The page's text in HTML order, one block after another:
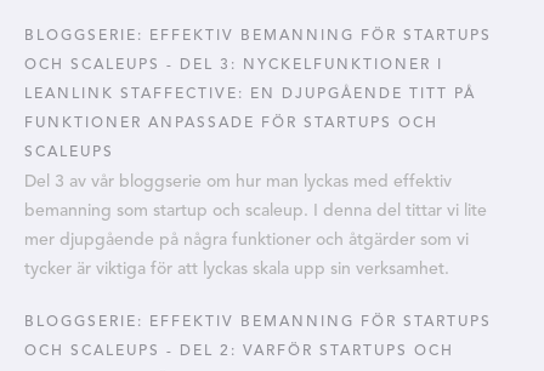
BLOGGSERIE: EFFEKTIV BEMANNING FÖR STARTUPS
OCH SCALEUPS - DEL 3: NYCKELFUNKTIONER I
LEANLINK STAFFECTIVE: EN DJUPGÅENDE TITT PÅ
FUNKTIONER ANPASSADE FÖR STARTUPS OCH
SCALEUPS
Del 3 av vår bloggserie om hur man lyckas med effektiv
bemanning som startup och scaleup. I denna del tittar vi lite
mer djupgående på några funktioner och åtgärder som vi
tycker är viktiga för att lyckas skala upp sin verksamhet.
BLOGGSERIE: EFFEKTIV BEMANNING FÖR STARTUPS
OCH SCALEUPS - DEL 2: VARFÖR STARTUPS OCH